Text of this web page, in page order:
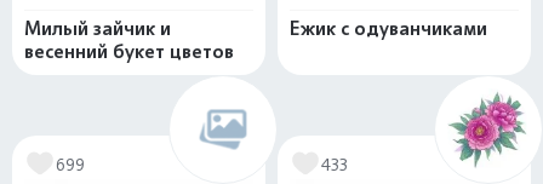
Милый зайчик и
весенний букет цветов
Ежик с одуванчиками
699 433